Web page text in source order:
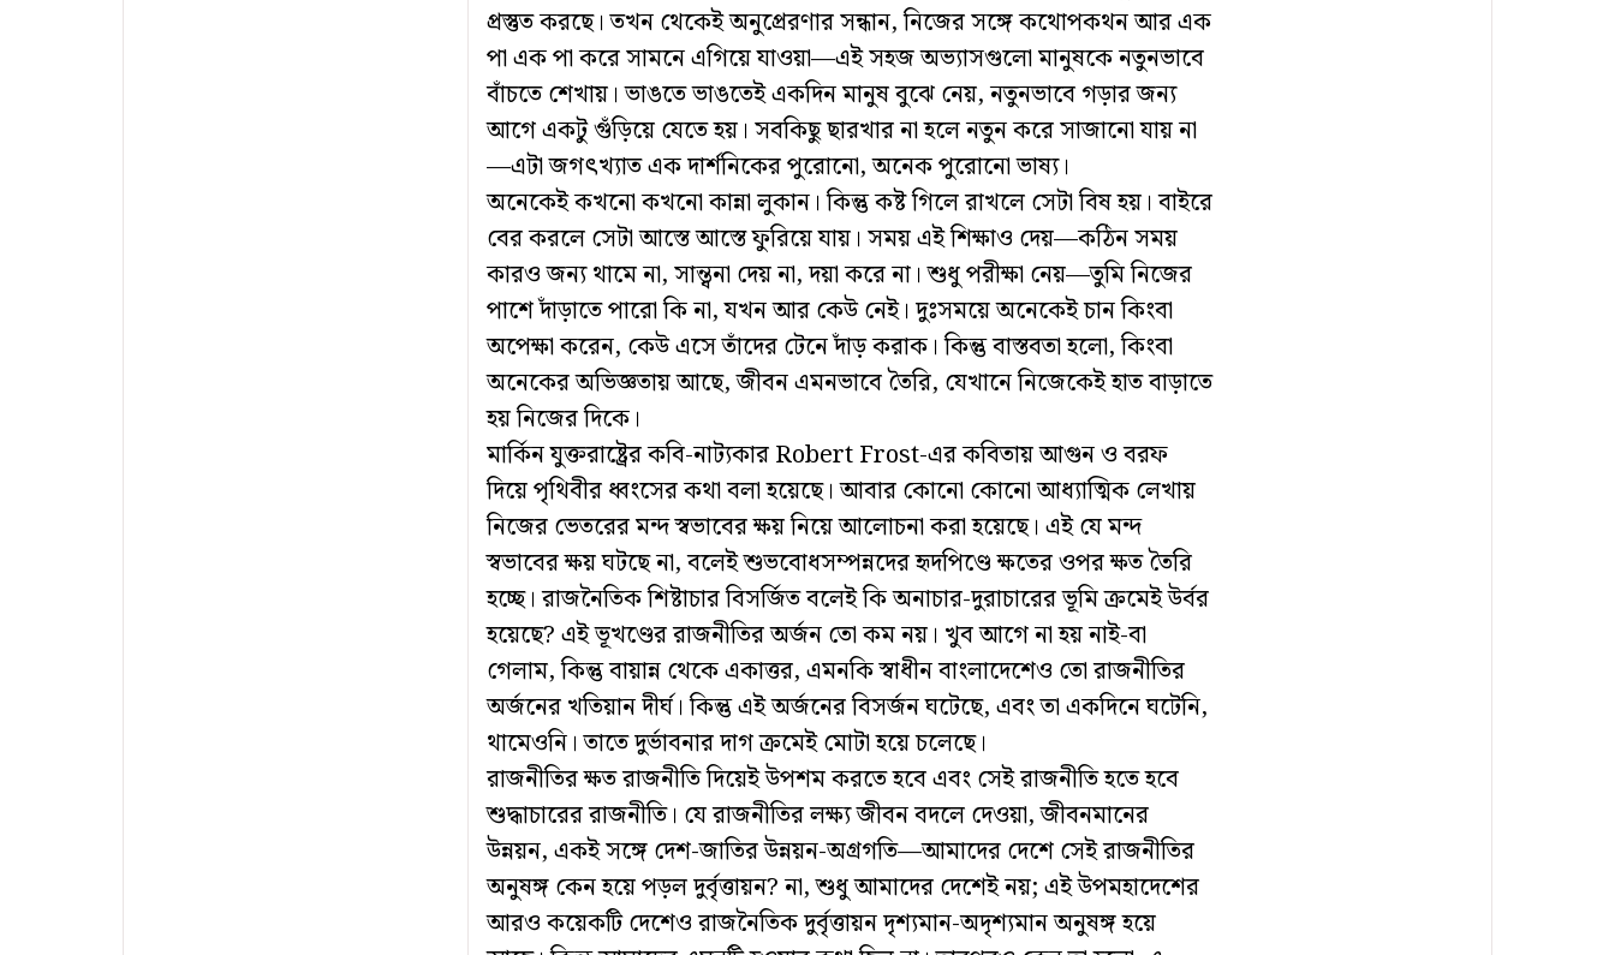
প্রস্তুত করছে। তখন থেকেই অনুপ্রেরণার সন্ধান, নিজের সঙ্গে কথোপকথন আর এক
পা এক পা করে সামনে এগিয়ে যাওয়া—এই সহজ অভ্যাসগুলো মানুষকে নতুনভাবে
বাঁচতে শেখায়। ভাঙতে ভাঙতেই একদিন মানুষ বুঝে নেয়, নতুনভাবে গড়ার জন্য
আগে একটু গুঁড়িয়ে যেতে হয়। সবকিছু ছারখার না হলে নতুন করে সাজানো যায় না
—এটা জগৎখ্যাত এক দার্শনিকের পুরোনো, অনেক পুরোনো ভাষ্য।
অনেকেই কখনো কখনো কান্না লুকান। কিন্তু কষ্ট গিলে রাখলে সেটা বিষ হয়। বাইরে
বের করলে সেটা আস্তে আস্তে ফুরিয়ে যায়। সময় এই শিক্ষাও দেয়—কঠিন সময়
কারও জন্য থামে না, সান্ত্বনা দেয় না, দয়া করে না। শুধু পরীক্ষা নেয়—তুমি নিজের
পাশে দাঁড়াতে পারো কি না, যখন আর কেউ নেই। দুঃসময়ে অনেকেই চান কিংবা
অপেক্ষা করেন, কেউ এসে তাঁদের টেনে দাঁড় করাক। কিন্তু বাস্তবতা হলো, কিংবা
অনেকের অভিজ্ঞতায় আছে, জীবন এমনভাবে তৈরি, যেখানে নিজেকেই হাত বাড়াতে
হয় নিজের দিকে।
মার্কিন যুক্তরাষ্ট্রের কবি-নাট্যকার Robert Frost-এর কবিতায় আগুন ও বরফ
দিয়ে পৃথিবীর ধ্বংসের কথা বলা হয়েছে। আবার কোনো কোনো আধ্যাত্মিক লেখায়
নিজের ভেতরের মন্দ স্বভাবের ক্ষয় নিয়ে আলোচনা করা হয়েছে। এই যে মন্দ
স্বভাবের ক্ষয় ঘটছে না, বলেই শুভবোধসম্পন্নদের হৃদপিণ্ডে ক্ষতের ওপর ক্ষত তৈরি
হচ্ছে। রাজনৈতিক শিষ্টাচার বিসর্জিত বলেই কি অনাচার-দুরাচারের ভূমি ক্রমেই উর্বর
হয়েছে? এই ভূখণ্ডের রাজনীতির অর্জন তো কম নয়। খুব আগে না হয় নাই-বা
গেলাম, কিন্তু বায়ান্ন থেকে একাত্তর, এমনকি স্বাধীন বাংলাদেশেও তো রাজনীতির
অর্জনের খতিয়ান দীর্ঘ। কিন্তু এই অর্জনের বিসর্জন ঘটেছে, এবং তা একদিনে ঘটেনি,
থামেওনি। তাতে দুর্ভাবনার দাগ ক্রমেই মোটা হয়ে চলেছে।
রাজনীতির ক্ষত রাজনীতি দিয়েই উপশম করতে হবে এবং সেই রাজনীতি হতে হবে
শুদ্ধাচারের রাজনীতি। যে রাজনীতির লক্ষ্য জীবন বদলে দেওয়া, জীবনমানের
উন্নয়ন, একই সঙ্গে দেশ-জাতির উন্নয়ন-অগ্রগতি—আমাদের দেশে সেই রাজনীতির
অনুষঙ্গ কেন হয়ে পড়ল দুর্বৃত্তায়ন? না, শুধু আমাদের দেশেই নয়; এই উপমহাদেশের
আরও কয়েকটি দেশেও রাজনৈতিক দুর্বৃত্তায়ন দৃশ্যমান-অদৃশ্যমান অনুষঙ্গ হয়ে